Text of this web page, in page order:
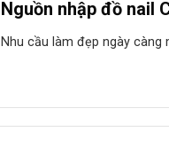
Nguồn nhập đồ nail
Nhu cầu làm đẹp ngày càng